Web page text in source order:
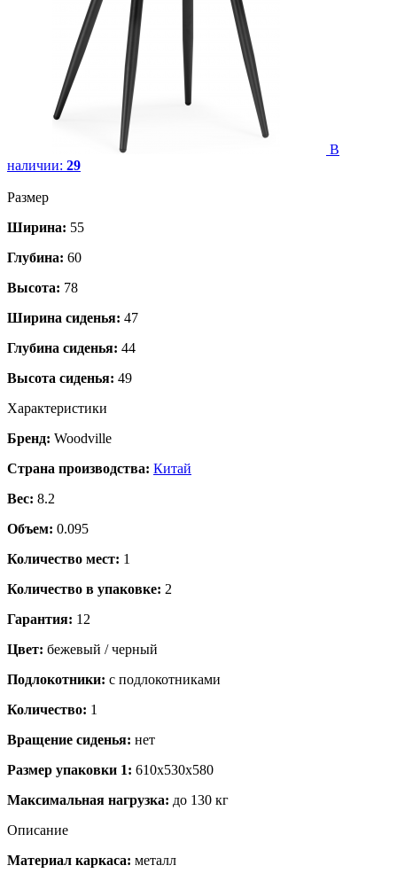
В
наличии: 29
Размер
Ширина: 55
Глубина: 60
Высота: 78
Ширина сиденья: 47
Глубина сиденья: 44
Высота сиденья: 49
Характеристики
Бренд: Woodville
Страна производства: Китай
Вес: 8.2
Объем: 0.095
Количество мест: 1
Количество в упаковке: 2
Гарантия: 12
Цвет: бежевый / черный
Подлокотники: с подлокотниками
Количество: 1
Вращение сиденья: нет
Размер упаковки 1: 610x530x580
Максимальная нагрузка: до 130 кг
Описание
Материал каркаса: металл